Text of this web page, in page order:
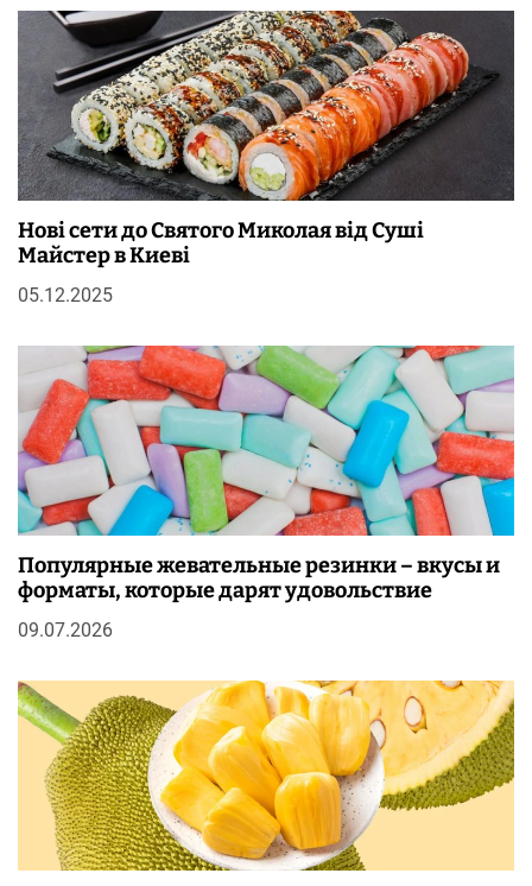
Нові сети до Святого Миколая від Суші
Майстер в Киеві
05.12.2025
Популярные жевательные резинки – вкусы и
форматы, которые дарят удовольствие
09.07.2026